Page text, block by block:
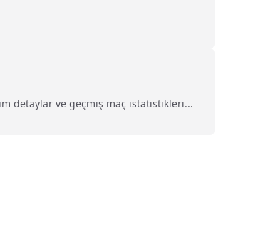
detaylar ve geçmiş maç istatistikleri...